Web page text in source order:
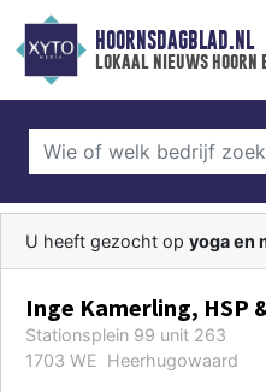
HOORNSDAGBLAD.NL
lokaal nieuws
U heeft gezocht op yoga en
Inge Kamerling, HSP
Stationsplein 99 unit 263
1703 WE Heerhugowaard